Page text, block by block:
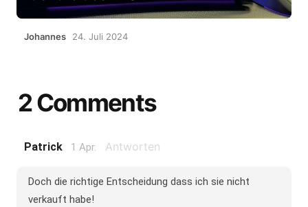
Johannes 24. Juli 2024
2 Comments
Patrick 1 Apr. Antworten
Doch die richtige Entscheidung dass ich sie nicht
verkauft habe!